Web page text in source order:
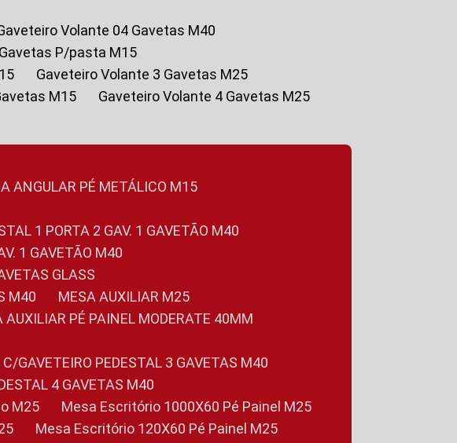
Gaveteiro Volante 04 Gavetas M40
Gavetas P/pasta M15
Gaveteiro Volante 3 Gavetas M25
M15
Gaveteiro Volante 4 Gavetas M25
ANGULAR PÉ METÁLICO M15
1 PORTA 2 GAV. 1 GAVETÃO M40
1 GAVETÃO M40
GLASS
M40
MESA AUXILIAR M25
AUXILIAR PÉ PAINEL MODERATE 40MM
C/GAVETEIRO PEDESTAL 3 GAVETAS M40
4 GAVETAS M40
M25
Mesa Escritório 1000X60 Pé Painel M25
Mesa Escritório 120X60 Pé Painel M25